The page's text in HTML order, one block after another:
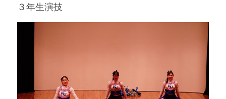
３年生演技